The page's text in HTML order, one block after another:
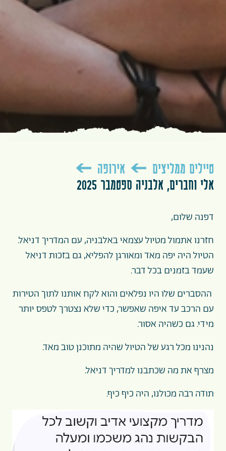
טיילים ממליצים
אירופה
אלי וחברים, אלבניה ספטמבר 2025
דפנה שלום,
חזרנו אתמול מטיול עצמאי באלבניה, עם המדריך דניאל.
הטיול היה יפה מאד ומאורגן להפליא, גם בזכות דניאל
שעמד בזמנים בכל דבר.
ההסברים שלו היו נפלאים והוא לקח אותנו לתוך הטירות
עם הרכב עד איפה שאפשר, כדי שלא נצטרך לטפס יותר
מידי. גם כשהיה אסור.
נהנינו מכל רגע של הטיול שהיה מתוכנן טוב מאד.
מצרף את מה שכתבנו למדריך דניאל.
תודה רבה מכולנו, היה כיף כיף.